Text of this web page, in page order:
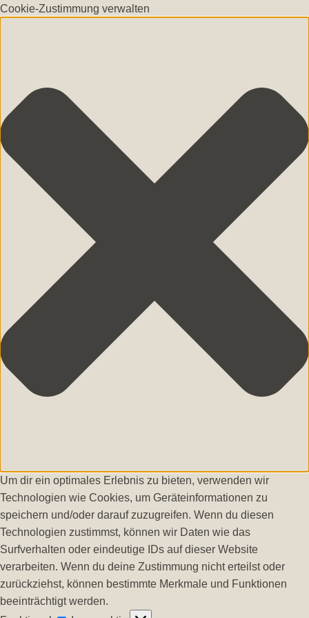
Cookie-Zustimmung verwalten
Um dir ein optimales Erlebnis zu bieten, verwenden wir
Technologien wie Cookies, um Geräteinformationen zu
speichern und/oder darauf zuzugreifen. Wenn du diesen
Technologien zustimmst, können wir Daten wie das
Surfverhalten oder eindeutige IDs auf dieser Website
verarbeiten. Wenn du deine Zustimmung nicht erteilst oder
zurückziehst, können bestimmte Merkmale und Funktionen
beeinträchtigt werden.